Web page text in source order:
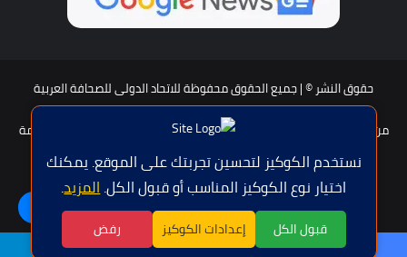
نستخدم الكوكيز لتحسين تجربتك على الموقع. يمكنك
اختيار نوع الكوكيز المناسب أو قبول الكل.المزيد.
قبول الكل إعدادات الكوكيز رفض
حقوق النشر © | جميع الحقوق محفوظة للاتحاد الدولى للصحافة العربية
2026
من نحن؟
عضوية الإتحاد سياسة الخصوصية
شروط الخدمة
اتصل بنا
فيسبوكتويتر يوتيوبواتساب
اللغة | Langue